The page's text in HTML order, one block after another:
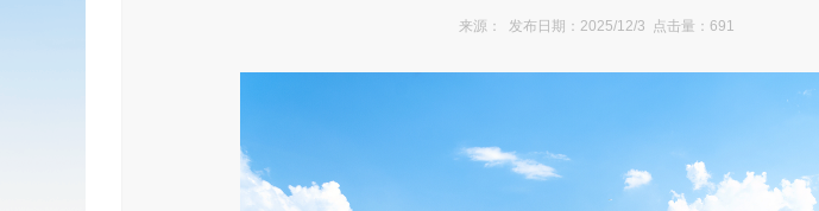
来源： 发布日期：2025/12/3 点击量：691